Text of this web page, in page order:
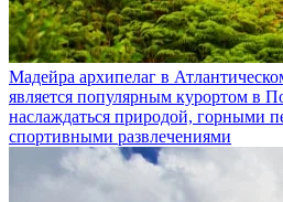
Мадейра архипелаг в
является популярным курортом в
наслаждаться природой, горными
спортивными развлечениями